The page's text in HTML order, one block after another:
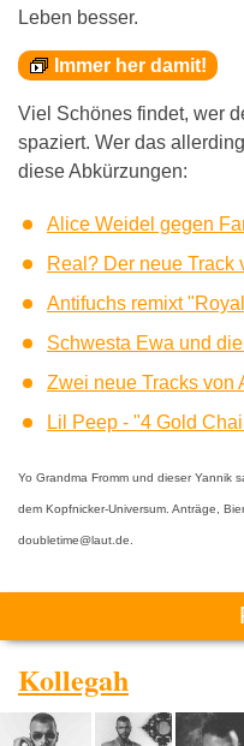
Leben besser.
Immer her damit!
Viel Schönes findet, wer
spaziert. Wer das
diese Abkürzungen:
Alice Weidel gegen
Real? Der neue Track
Antifuchs remixt
Schwesta Ewa und
Zwei neue Tracks von
Lil Peep - "4 Gold
Yo Grandma Fromm und dieser Yannik
dem Kopfnicker-Universum. Anträge,
doubletime@laut.de.
Kollegah